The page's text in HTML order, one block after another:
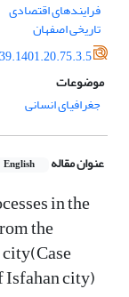
فرایندهای اقتصادی
تاریخی اصفهان
موضوعات
جغرافیای انسانی
عنوان مقاله English
in the
the
city)